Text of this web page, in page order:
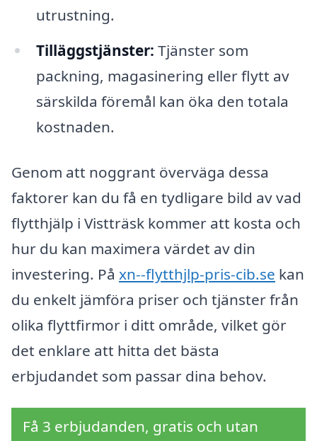
utrustning.
Tilläggstjänster: Tjänster som
packning, magasinering eller flytt av
särskilda föremål kan öka den totala
kostnaden.
Genom att noggrant överväga dessa
faktorer kan du få en tydligare bild av vad
flytthjälp i Vistträsk kommer att kosta och
hur du kan maximera värdet av din
investering. På xn--flytthjlp-pris-cib.se kan
du enkelt jämföra priser och tjänster från
olika flyttfirmor i ditt område, vilket gör
det enklare att hitta det bästa
erbjudandet som passar dina behov.
Få 3 erbjudanden, gratis och utan